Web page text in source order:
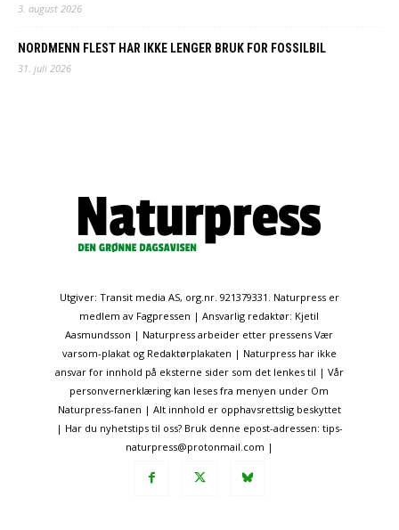
3. august 2026
NORDMENN FLEST HAR IKKE LENGER BRUK FOR FOSSILBIL
31. juli 2026
Utgiver: Transit media AS, org.nr. 921379331. Naturpress er
medlem av Fagpressen | Ansvarlig redaktør: Kjetil
Aasmundsson | Naturpress arbeider etter pressens Vær
varsom-plakat og Redaktørplakaten | Naturpress har ikke
ansvar for innhold på eksterne sider som det lenkes til | Vår
personvernerklæring kan leses fra menyen under Om
Naturpress-fanen | Alt innhold er opphavsrettslig beskyttet
| Har du nyhetstips til oss? Bruk denne epost-adressen: tips-
naturpress@protonmail.com |